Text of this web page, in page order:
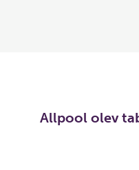
Allpool olev